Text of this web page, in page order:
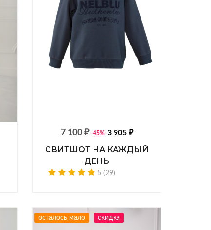
7 100 ₽ -45% 3 905 ₽
СВИТШОТ НА КАЖДЫЙ
ДЕНЬ
5 (29)
осталось мало скидка